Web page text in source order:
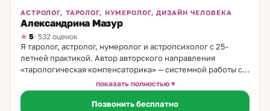
АСТРОЛОГ, ТАРОЛОГ, НУМЕРОЛОГ, ДИЗАЙН ЧЕЛОВЕКА
Александрина Мазур
5· 532 оценок
Я таролог, астролог, нумеролог и астропсихолог с 25-
летней практикой. Автор авторского направления
«тарологическая компенсаторика» — системной работы с
теневой стороной личности через астрологию. Что такое
тарологическая компенсаторика. Это направление
работает с теми паттернами и реакциями человека,
показать полностью
Позвонить бесплатно